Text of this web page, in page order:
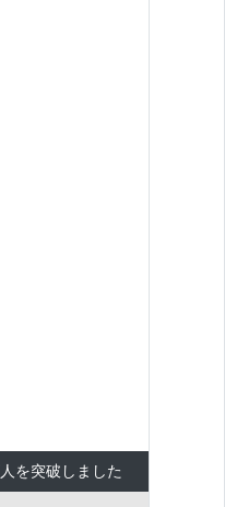
を突破しました